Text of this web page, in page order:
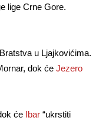
lige Crne Gore.
u Ljajkovićima.
dok će Jezero
će Ibar “ukrstiti